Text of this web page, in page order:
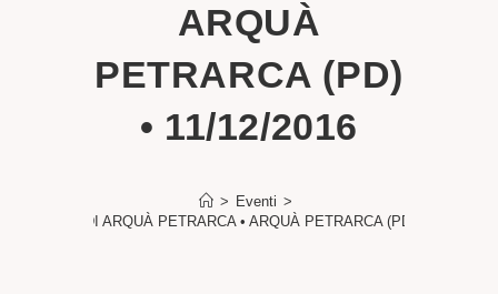
ARQUÀ
PETRARCA (PD)
• 11/12/2016
> Eventi >
MARCIA DI ARQUÀ PETRARCA • ARQUÀ PETRARCA (PD) • 11/12/